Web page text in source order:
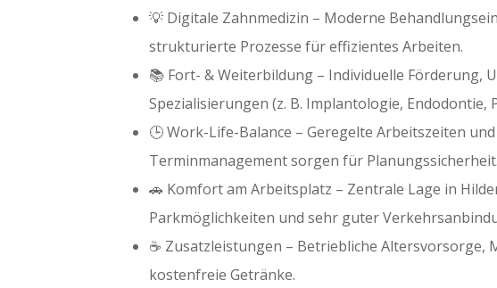
💡 Digitale Zahnmedizin – Moderne
strukturierte Prozesse für effizientes Arbeiten.
📚 Fort- & Weiterbildung – Individuelle Förderung,
Spezialisierungen (z. B. Implantologie, Endodontie,
🕒 Work-Life-Balance – Geregelte Arbeitszeiten
Terminmanagement sorgen für Planungssicherheit.
🚗 Komfort am Arbeitsplatz – Zentrale Lage in
Parkmöglichkeiten und sehr guter
☕ Zusatzleistungen – Betriebliche
kostenfreie Getränke.